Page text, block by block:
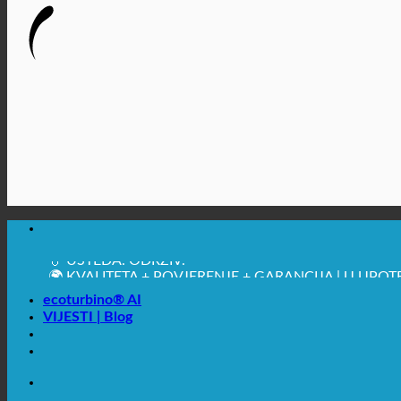
💧 UŠTEDA. ODRŽIV.
🌍 KVALITETA + POVJERENJE + GARANCIJA | U
ecoturbino® AI
VIJESTI | Blog